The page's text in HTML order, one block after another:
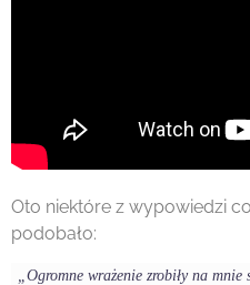
Oto niektóre z wypowiedzi
podobało:
„Ogromne wrażenie zrobiły na